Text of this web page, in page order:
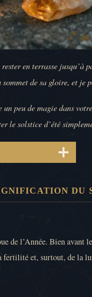
en terrasse jusqu’à
de sa gloire, et je
un peu de magie dans
le solstice d’été
DU
de l’Année. Bien avant
fertilité et, surtout, de la